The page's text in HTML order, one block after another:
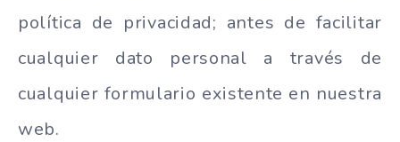
política de privacidad; antes de facilitar
cualquier dato personal a través de
cualquier formulario existente en nuestra
web.